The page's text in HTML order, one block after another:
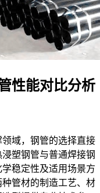
性能对比分析
域，钢管的选择直接
塑钢管与普通焊接钢
稳定性及适用场景方
管材的制造工艺、材